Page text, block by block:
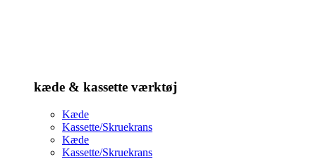
kæde & kassette værktøj
Kæde
Kassette/Skruekrans
Kæde
Kassette/Skruekrans